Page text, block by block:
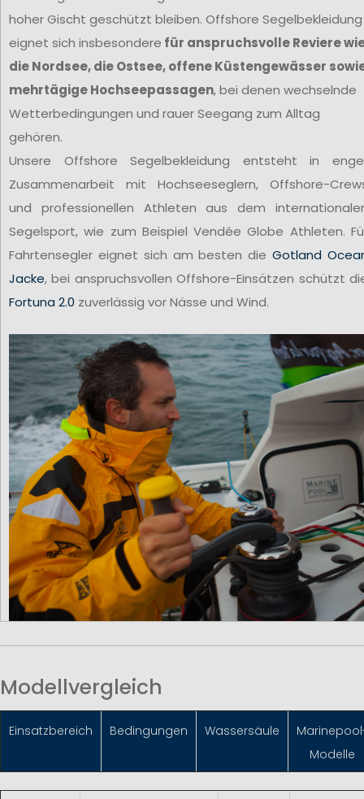
hoher Gischt geschützt bleiben. Offshore Segelbekleidung
eignet sich insbesondere für anspruchsvolle Reviere
die Nordsee, die Ostsee, offene Küstengewässer
mehrtägige Hochseepassagen, bei denen wechselnde
Wetterbedingungen und rauer Seegang zum Alltag
gehören.
Unsere Offshore Segelbekleidung entsteht in
Zusammenarbeit mit Hochseeseglern, Offshore-
und professionellen Athleten aus dem
Segelsport, wie zum Beispiel Vendée Globe Athleten.
Fahrtensegler eignet sich am besten dieGotland
Jacke, bei anspruchsvollen Offshore-Einsätzen schützt
Fortuna 2.0 zuverlässig vor Nässe und Wind.
Modellvergleich
Einsatzbereich Bedingungen Wassersäule
Modelle